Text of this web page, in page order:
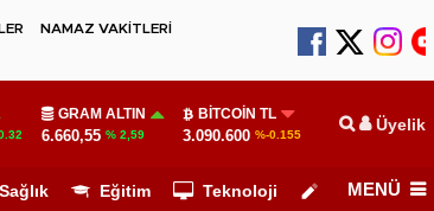
NAMAZ VAKİTLERİ
GRAM ALTIN
6.660,55 % 2,59
BITCOIN TL
3.090.600 %-0.155 Üyelik
Sağlık Eğitim Teknoloji Köşe Yazarları
MENÜ